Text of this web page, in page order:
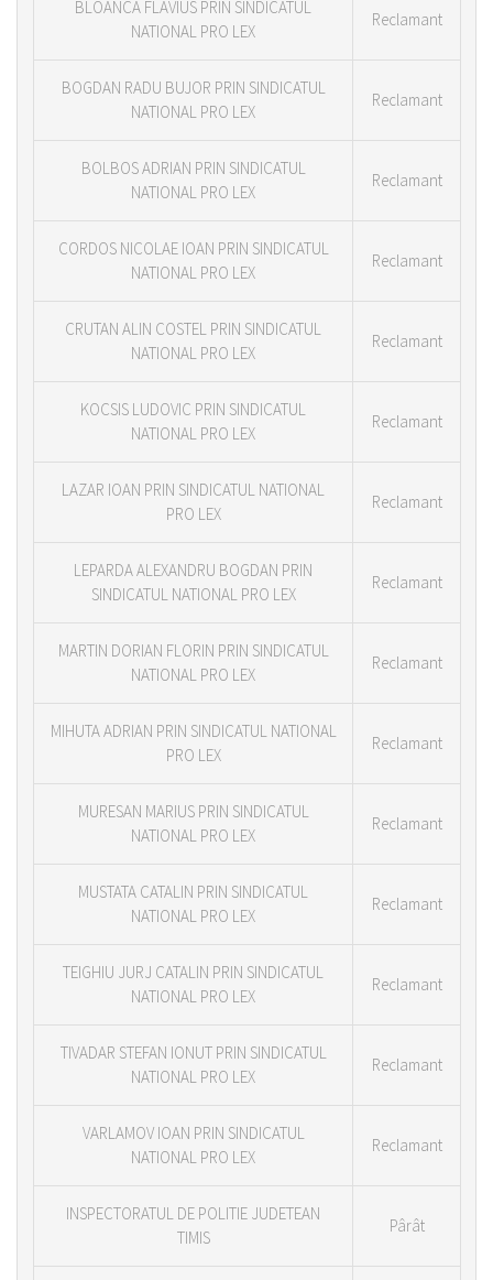
BLOANCA FLAVIUS PRIN SINDICATUL
NATIONAL PRO LEX
Reclamant
BOGDAN RADU BUJOR PRIN SINDICATUL
NATIONAL PRO LEX
Reclamant
BOLBOS ADRIAN PRIN SINDICATUL
NATIONAL PRO LEX
Reclamant
CORDOS NICOLAE IOAN PRIN SINDICATUL
NATIONAL PRO LEX
Reclamant
CRUTAN ALIN COSTEL PRIN SINDICATUL
NATIONAL PRO LEX
Reclamant
KOCSIS LUDOVIC PRIN SINDICATUL
NATIONAL PRO LEX
Reclamant
LAZAR IOAN PRIN SINDICATUL NATIONAL
PRO LEX
Reclamant
LEPARDA ALEXANDRU BOGDAN PRIN
SINDICATUL NATIONAL PRO LEX
Reclamant
MARTIN DORIAN FLORIN PRIN SINDICATUL
NATIONAL PRO LEX
Reclamant
MIHUTA ADRIAN PRIN SINDICATUL NATIONAL
PRO LEX
Reclamant
MURESAN MARIUS PRIN SINDICATUL
NATIONAL PRO LEX
Reclamant
MUSTATA CATALIN PRIN SINDICATUL
NATIONAL PRO LEX
Reclamant
TEIGHIU JURJ CATALIN PRIN SINDICATUL
NATIONAL PRO LEX
Reclamant
TIVADAR STEFAN IONUT PRIN SINDICATUL
NATIONAL PRO LEX
Reclamant
VARLAMOV IOAN PRIN SINDICATUL
NATIONAL PRO LEX
Reclamant
INSPECTORATUL DE POLITIE JUDETEAN
TIMIS
Pârât